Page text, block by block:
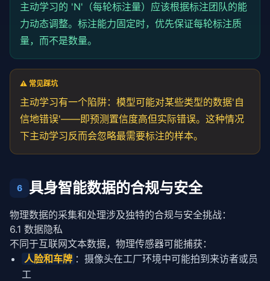
主动学习的 'N'（每轮标注量）应该根据标注团队的能
力动态调整。标注能力固定时，优先保证每轮标注质
量，而不是数量。
⚠️ 常见踩坑
主动学习有一个陷阱：模型可能对某些类型的数据'自
信地错误'——即预测置信度高但实际错误。这种情况
下主动学习反而会忽略最需要标注的样本。
6 具身智能数据的合规与安全
物理数据的采集和处理涉及独特的合规与安全挑战：
6.1 数据隐私
不同于互联网文本数据，物理传感器可能捕获：
人脸和车牌 ：摄像头在工厂环境中可能拍到来访者或员
工